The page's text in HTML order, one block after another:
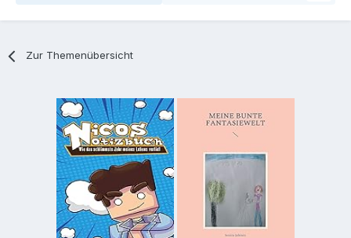
Zur Themenübersicht